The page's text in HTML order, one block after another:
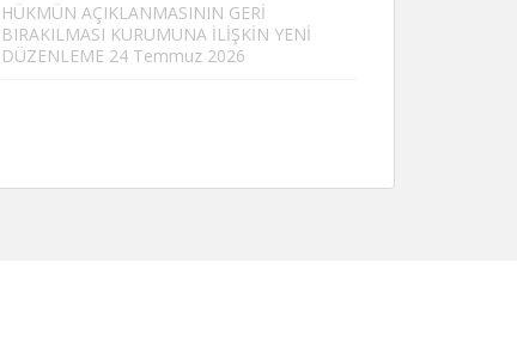
HÜKMÜN AÇIKLANMASININ GERİ
BIRAKILMASI KURUMUNA İLİŞKİN YENİ
DÜZENLEME 24 Temmuz 2026